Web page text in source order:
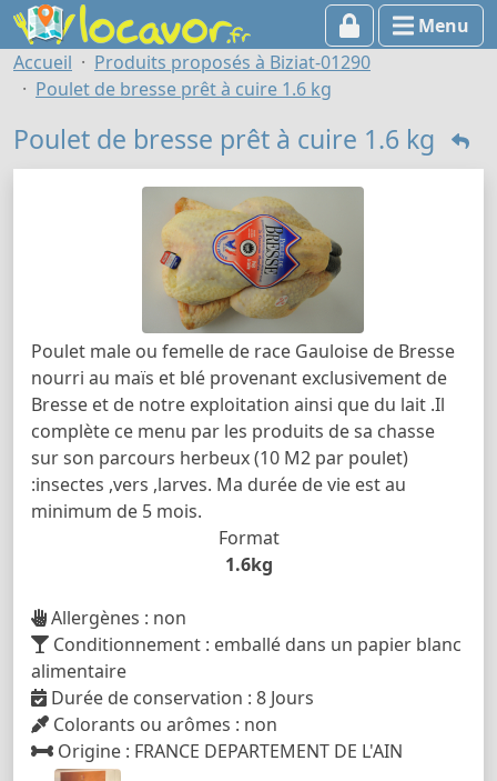
Menu
Accueil
Produits proposés à Biziat-01290
Poulet de bresse prêt à cuire 1.6 kg
Poulet de bresse prêt à cuire 1.6 kg
Poulet male ou femelle de race Gauloise de Bresse
nourri au maïs et blé provenant exclusivement de
Bresse et de notre exploitation ainsi que du lait .Il
complète ce menu par les produits de sa chasse
sur son parcours herbeux (10 M2 par poulet)
:insectes ,vers ,larves. Ma durée de vie est au
minimum de 5 mois.
Format
1.6kg
Allergènes : non
Conditionnement : emballé dans un papier blanc
alimentaire
Durée de conservation : 8 Jours
Colorants ou arômes : non
Origine : FRANCE DEPARTEMENT DE L'AIN